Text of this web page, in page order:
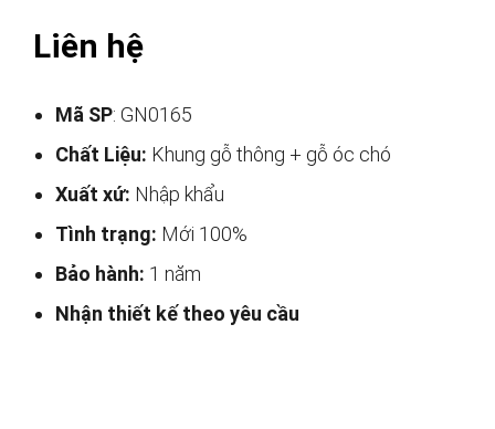
Liên hệ
Mã SP: GN0165
Chất Liệu: Khung gỗ thông + gỗ óc chó
Xuất xứ: Nhập khẩu
Tình trạng: Mới 100%
Bảo hành: 1 năm
Nhận thiết kế theo yêu cầu